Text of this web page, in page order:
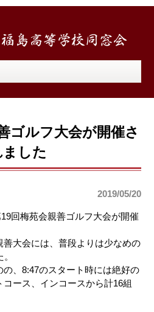
ゴルフ大会が開催さ
した
2019/05/20
回梅苑会親善ゴルフ大会が開催
大会には、普段よりは少なめの
、8:47のスタート時には絶好の
ース、インコースから計16組